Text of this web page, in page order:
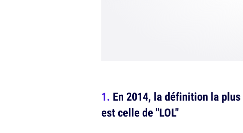
En 2014, la définition la
est celle de "LOL"